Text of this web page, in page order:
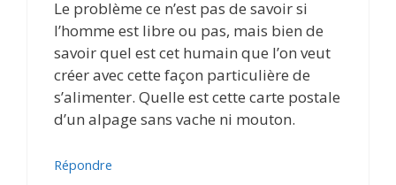
Le problème ce n’est pas de savoir si
l’homme est libre ou pas, mais bien de
savoir quel est cet humain que l’on veut
créer avec cette façon particulière de
s’alimenter. Quelle est cette carte postale
d’un alpage sans vache ni mouton.
Répondre